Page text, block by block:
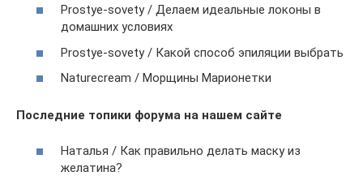
Prostye-sovety / Делаем идеальные локоны в
домашних условиях
Prostye-sovety / Какой способ эпиляции выбрать
Naturecream / Морщины Марионетки
Последние топики форума на нашем сайте
Наталья / Как правильно делать маску из
желатина?